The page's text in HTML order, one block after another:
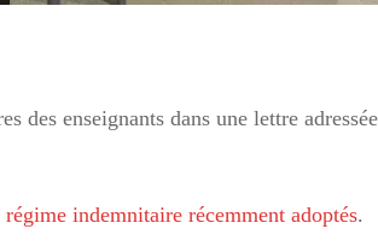
des enseignants dans une lettre
indemnitaire récemment adoptés.